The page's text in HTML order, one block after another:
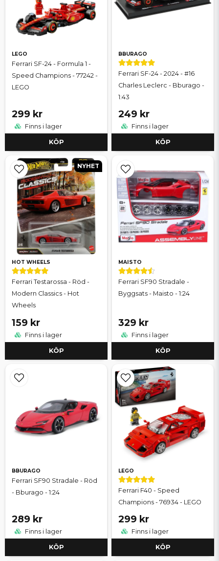
LEGO
Ferrari SF-24 - Formula 1 -
Speed Champions - 77242 -
LEGO
299 kr
Finns i lager
KÖP
BBURAGO
Ferrari SF-24 - 2024 - #16
Charles Leclerc - Bburago -
1:43
249 kr
Finns i lager
KÖP
HOT WHEELS
Ferrari Testarossa - Röd -
Modern Classics - Hot
Wheels
159 kr
Finns i lager
KÖP
NYHET
MAISTO
Ferrari SF90 Stradale -
Byggsats - Maisto - 1:24
329 kr
Finns i lager
KÖP
BBURAGO
Ferrari SF90 Stradale - Röd
- Bburago - 1:24
289 kr
Finns i lager
KÖP
LEGO
Ferrari F40 - Speed
Champions - 76934 - LEGO
299 kr
Finns i lager
KÖP